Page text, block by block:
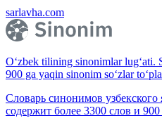
sarlavha.com
O‘zbek tilining sinonimlar lug‘ati.
900 ga yaqin sinonim so‘zlar
Словарь синонимов
содержит более 3300 слов и